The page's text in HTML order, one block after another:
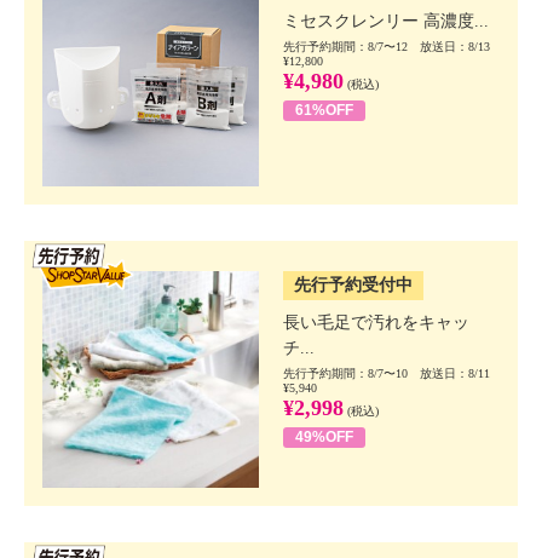
ミセスクレンリー 高濃度...
先行予約期間：8/7〜12 放送日：8/13
¥12,800
¥4,980 (税込)
61%OFF
先行予約受付中
長い毛足で汚れをキャッ
チ...
先行予約期間：8/7〜10 放送日：8/11
¥5,940
¥2,998 (税込)
49%OFF